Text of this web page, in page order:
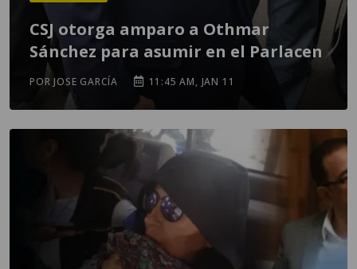
CSJ otorga amparo a Othmar
Sánchez para asumir en el Parlacen
POR JOSE GARCÍA 11:45 AM, JAN 11